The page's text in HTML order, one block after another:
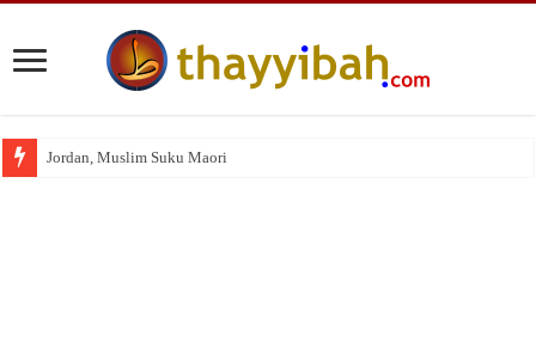
Jordan, Muslim Suku Maori